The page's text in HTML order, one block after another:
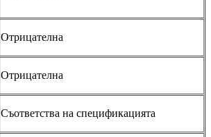
Отрицателна
Отрицателна
Съответства на спецификацията